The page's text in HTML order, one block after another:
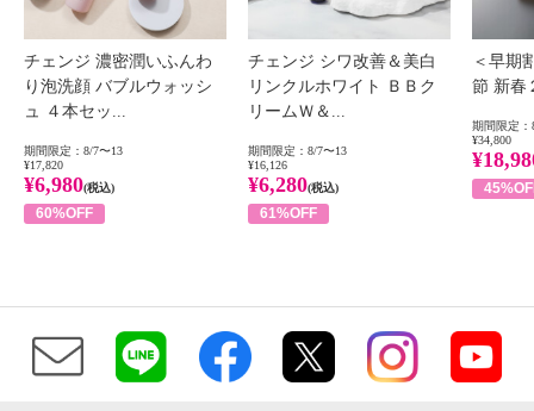
チェンジ 濃密潤いふんわ
り泡洗顔 バブルウォッシ
ュ ４本セッ...
期間限定：8/7〜13
¥17,820
¥6,980(税込)
60%OFF
チェンジ シワ改善＆美白
リンクルホワイト ＢＢク
リームＷ＆...
期間限定：8/7〜13
¥16,126
¥6,280(税込)
61%OFF
＜早期
節 新春
期間限定：
¥34,800